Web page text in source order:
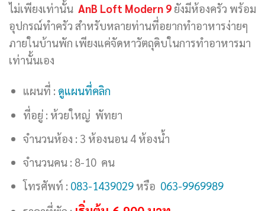
ไม่เพียงเท่านั้น AnB Loft Modern 9 ยังมีห้องครัว พร้อม
อุปกรณ์ทำครัว สำหรับหลายท่านที่อยากทำอาหารง่ายๆ
ภายในบ้านพัก เพียงแค่จัดหาวัตถุดิบในการทำอาหารมา
เท่านั้นเอง
แผนที่ : ดูแผนที่คลิก
ที่อยู่ : ห้วยใหญ่ พัทยา
จำนวนห้อง : 3 ห้องนอน 4 ห้องน้ำ
จำนวนคน : 8-10 คน
โทรศัพท์ : 083-1439029หรือ 063-9969989